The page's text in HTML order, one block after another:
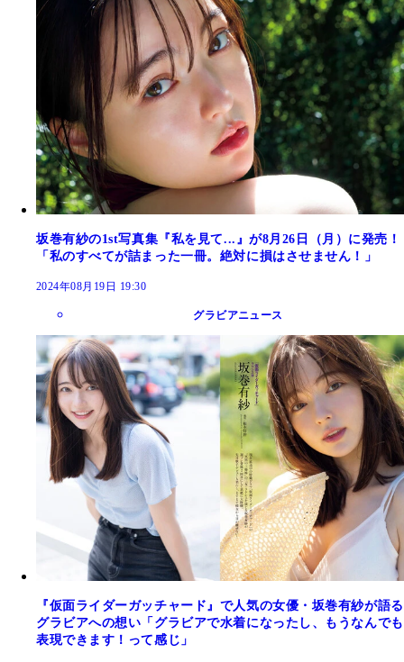
坂巻有紗の1st写真集『私を見て...』が8月26日（月）に発売！
「私のすべてが詰まった一冊。絶対に損はさせません！」
2024年08月19日 19:30
グラビアニュース
『仮面ライダーガッチャード』で人気の女優・坂巻有紗が語る
グラビアへの想い「グラビアで水着になったし、もうなんでも
表現できます！って感じ」